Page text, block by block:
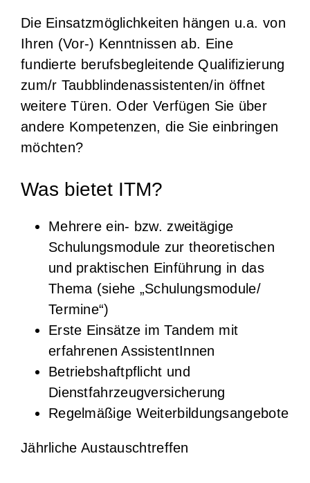
Die Einsatzmöglichkeiten hängen u.a. von
Ihren (Vor-) Kenntnissen ab. Eine
fundierte berufsbegleitende Qualifizierung
zum/r Taubblindenassistenten/in öffnet
weitere Türen. Oder Verfügen Sie über
andere Kompetenzen, die Sie einbringen
möchten?
Was bietet ITM?
Mehrere ein- bzw. zweitägige
Schulungsmodule zur theoretischen
und praktischen Einführung in das
Thema (siehe „Schulungsmodule/
Termine“)
Erste Einsätze im Tandem mit
erfahrenen AssistentInnen
Betriebshaftpflicht und
Dienstfahrzeugversicherung
Regelmäßige Weiterbildungsangebote
Jährliche Austauschtreffen